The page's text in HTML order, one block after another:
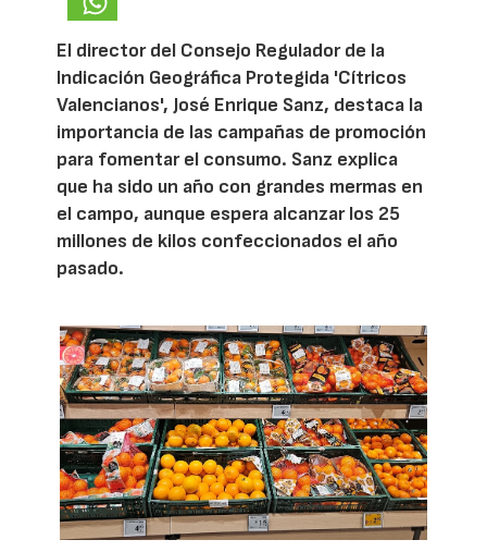
El director del Consejo Regulador de la
Indicación Geográfica Protegida 'Cítricos
Valencianos', José Enrique Sanz, destaca la
importancia de las campañas de promoción
para fomentar el consumo. Sanz explica
que ha sido un año con grandes mermas en
el campo, aunque espera alcanzar los 25
millones de kilos confeccionados el año
pasado.